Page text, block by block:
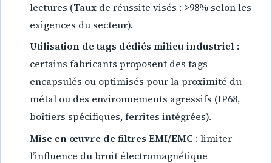
lectures (Taux de réussite visés : >98% selon les
exigences du secteur).
Utilisation de tags dédiés milieu industriel :
certains fabricants proposent des tags
encapsulés ou optimisés pour la proximité du
métal ou des environnements agressifs (IP68,
boîtiers spécifiques, ferrites intégrées).
Mise en œuvre de filtres EMI/EMC : limiter
l’influence du bruit électromagnétique